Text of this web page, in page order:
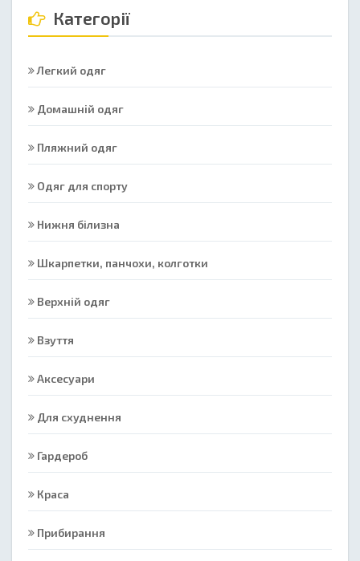
Категорії
Легкий одяг
Домашній одяг
Пляжний одяг
Одяг для спорту
Нижня білизна
Шкарпетки, панчохи, колготки
Верхній одяг
Взуття
Аксесуари
Для схуднення
Гардероб
Краса
Прибирання